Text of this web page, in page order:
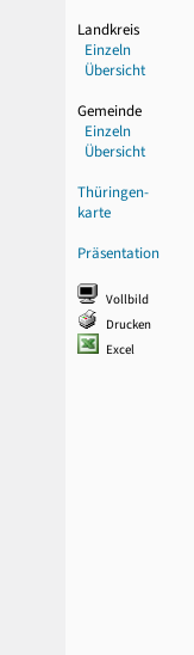
Landkreis
Einzeln
Übersicht
Gemeinde
Einzeln
Übersicht
Thüringen-
karte
Präsentation
Vollbild
Drucken
Excel